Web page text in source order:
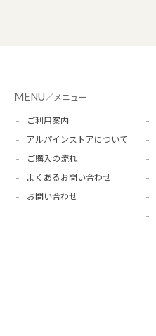
MENU／メニュー
ご利用案内
アルパインストアについて
ご購入の流れ
よくあるお問い合わせ
お問い合わせ